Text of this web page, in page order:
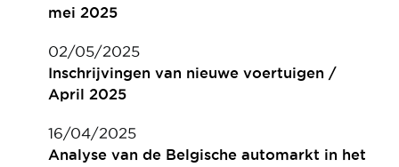
mei 2025
02/05/2025
Inschrijvingen van nieuwe voertuigen /
April 2025
16/04/2025
Analyse van de Belgische automarkt in het